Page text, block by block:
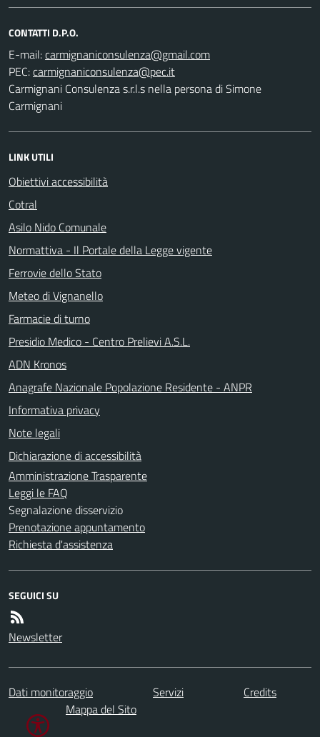
CONTATTI D.P.O.
E-mail:
PEC:
Carmignani Consulenza s.r.l.s nella persona di Simone
Carmignani
LINK UTILI
Obiettivi accessibilità
Cotral
Asilo Nido Comunale
Normattiva - Il Portale della Legge vigente
Ferrovie dello Stato
Meteo di Vignanello
Farmacie di turno
Presidio Medico - Centro Prelievi A.S.L.
ADN Kronos
Anagrafe Nazionale Popolazione Residente - ANPR
Informativa privacy
Note legali
Dichiarazione di accessibilità
Amministrazione Trasparente
Leggi le FAQ
Segnalazione disservizio
Prenotazione appuntamento
Richiesta d'assistenza
SEGUICI SU
Newsletter
Dati monitoraggio Servizi
Credits
Mappa del Sito